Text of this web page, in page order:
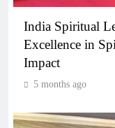
India Spiritual
Excellence in
Impact
5 months ago